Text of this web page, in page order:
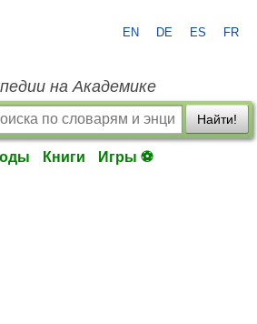
EN DE ES FR
на Академике
Найти!
Книги Игры ⚽